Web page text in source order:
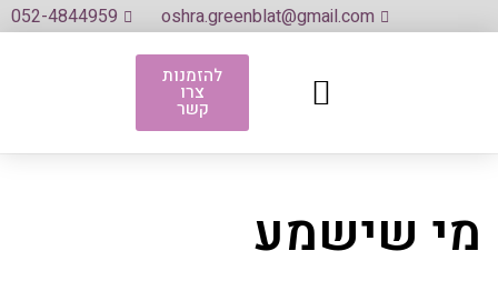
oshra.greenblat@gmail.com
052-4844959
להזמנות
צרו
קשר
מי שישמע